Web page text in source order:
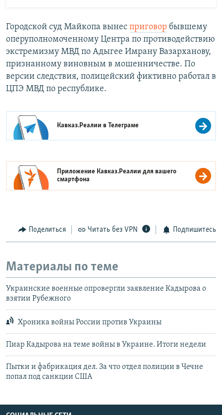
Городской суд Майкопа вынес приговор бывшему
оперуполномоченному Центра по противодействию
экстремизму МВД по Адыгее Имрану Вазарханову,
признанному виновным в мошенничестве. По
версии следствия, полицейский фиктивно работал в
ЦПЭ МВД по республике.
Кавказ.Реалии вТелеграме
Приложение Кавказ.Реалии для вашего
смартфона
Поделиться Читать без VPN Подпишитесь
Материалы по теме
Украинские военные опровергли заявление Кадырова о
взятии Рубежного
Хроника войны России против Украины
Пиар Кадырова на теме войны в Украине. Итоги недели
Пытки и фабрикация дел. За что отдел полиции в Чечне
попал под санкции США